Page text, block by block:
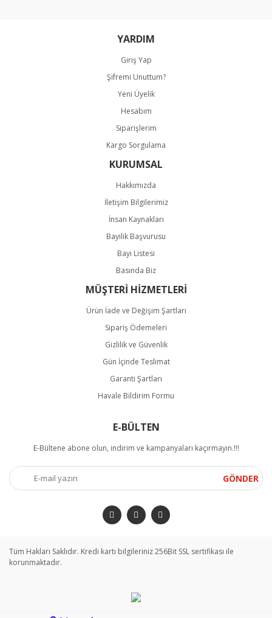
YARDIM
Giriş Yap
Şifremi Unuttum?
Yeni Üyelik
Hesabım
Siparişlerim
Kargo Sorgulama
KURUMSAL
Hakkımızda
İletişim Bilgilerimiz
İnsan Kaynakları
Bayilik Başvurusu
Bayi Listesi
Basında Biz
MÜŞTERİ HİZMETLERİ
Ürün İade ve Değişim Şartları
Sipariş Ödemeleri
Gizlilik ve Güvenlik
Gün İçinde Teslimat
Garanti Şartları
Havale Bildirim Formu
E-BÜLTEN
E-Bültene abone olun, indirim ve kampanyaları kaçırmayın.!!!
GÖNDER
Tüm Hakları Saklıdır. Kredi kartı bilgileriniz 256Bit SSL sertifikası ile
korunmaktadır.